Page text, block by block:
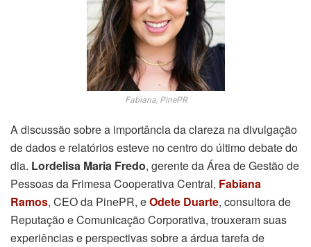
Fabiana, PinePR
A discussão sobre a importância da clareza na divulgação
de dados e relatórios esteve no centro do último debate do
dia. Lordelisa Maria Fredo, gerente da Área de Gestão de
Pessoas da Frimesa Cooperativa Central, Fabiana
Ramos, CEO da PinePR, eOdete Duarte, consultora de
Reputação e Comunicação Corporativa, trouxeram suas
experiências e perspectivas sobre a árdua tarefa de